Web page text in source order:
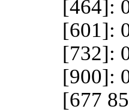
[464]:
[601]:
[732]:
[900]:
[677